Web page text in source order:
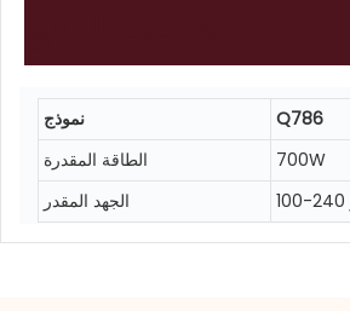
نموذج
Q786
الطاقة المقدرة
700W
الجهد المقدر